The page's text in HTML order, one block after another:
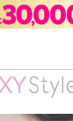
Rakuten